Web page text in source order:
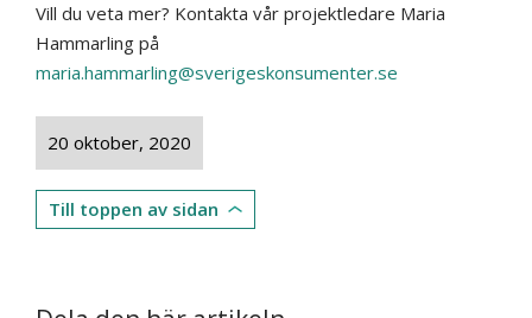
Vill du veta mer? Kontakta vår projektledare Maria
Hammarling på
maria.hammarling@sverigeskonsumenter.se
20 oktober, 2020
Till toppen av sidan